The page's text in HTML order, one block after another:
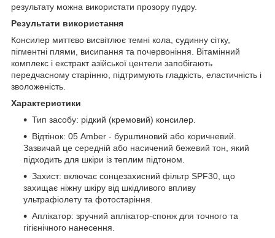
результату можна використати прозору пудру.
Результати використання
Консилер миттєво висвітлює темні кола, судинну сітку,
пігментні плями, висипання та почервоніння. Вітамінний
комплекс і екстракт азійської центели запобігають
передчасному старінню, підтримують гладкість, еластичність і
зволоженість.
Характеристики
Тип засобу: рідкий (кремовий) консилер.
Відтінок: 05 Amber - бурштиновий або коричневий.
Зазвичай це середній або насичений бежевий тон, який
підходить для шкіри із теплим підтоном.
Захист: включає сонцезахисний фільтр SPF30, що
захищає ніжну шкіру від шкідливого впливу
ультрафіолету та фотостаріння.
Аплікатор: зручний аплікатор-спонж для точного та
гігієнічного нанесення.